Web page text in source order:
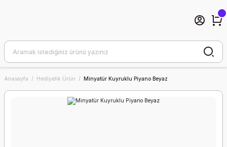
Anasayfa Hediyelik Ürün Minyatür Kuyruklu Piyano Beyaz